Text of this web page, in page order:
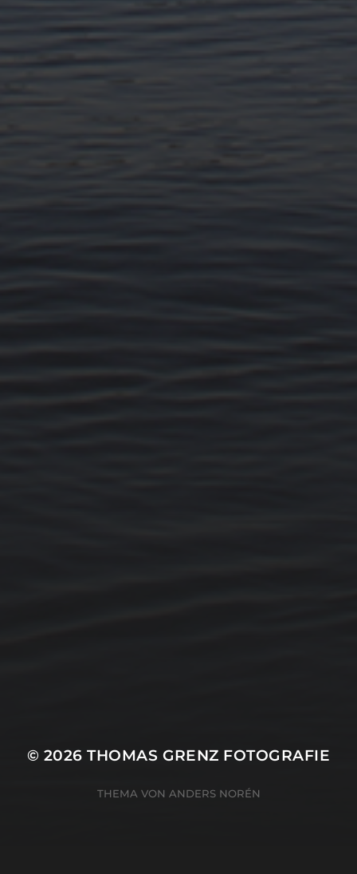
11. APRIL 2026
BILDER SAMMELN 0291
© 2026THOMAS GRENZ FOTOGRAFIE
THEMA VON ANDERS NORÉN